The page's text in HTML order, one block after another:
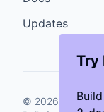
Try
Updates
© 2026